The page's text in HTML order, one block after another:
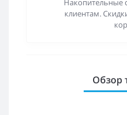
Накопительные
клиентам.
Обзор